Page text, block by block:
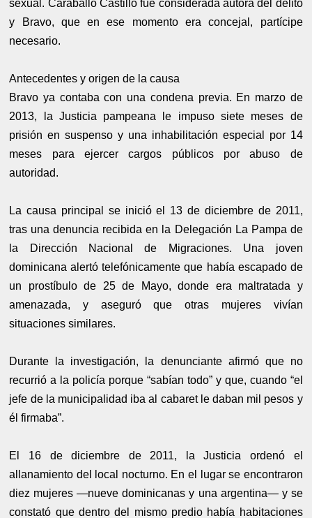
sexual. Caraballo Castillo fue considerada autora del delito
y Bravo, que en ese momento era concejal, partícipe
necesario.
Antecedentes y origen de la causa
Bravo ya contaba con una condena previa. En marzo de
2013, la Justicia pampeana le impuso siete meses de
prisión en suspenso y una inhabilitación especial por 14
meses para ejercer cargos públicos por abuso de
autoridad.
La causa principal se inició el 13 de diciembre de 2011,
tras una denuncia recibida en la Delegación La Pampa de
la Dirección Nacional de Migraciones. Una joven
dominicana alertó telefónicamente que había escapado de
un prostíbulo de 25 de Mayo, donde era maltratada y
amenazada, y aseguró que otras mujeres vivían
situaciones similares.
Durante la investigación, la denunciante afirmó que no
recurrió a la policía porque “sabían todo” y que, cuando “el
jefe de la municipalidad iba al cabaret le daban mil pesos y
él firmaba”.
El 16 de diciembre de 2011, la Justicia ordenó el
allanamiento del local nocturno. En el lugar se encontraron
diez mujeres —nueve dominicanas y una argentina— y se
constató que dentro del mismo predio había habitaciones